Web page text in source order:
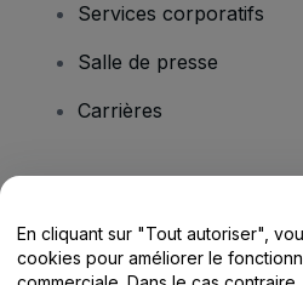
Services corporatifs
Salle de presse
Carrières
Centre d'assistance /
En cliquant sur "Tout autoriser",
cookies pour améliorer le